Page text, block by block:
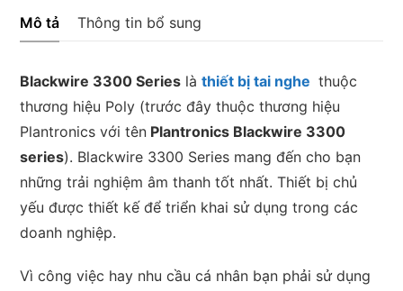
lượng
Mô tả Thông tin bổ sung
Blackwire 3300 Series làthiết bị tai nghe thuộc
thương hiệu Poly (trước đây thuộc thương hiệu
Plantronics với tên Plantronics Blackwire 3300
series). Blackwire 3300 Series mang đến cho bạn
những trải nghiệm âm thanh tốt nhất. Thiết bị chủ
yếu được thiết kế để triển khai sử dụng trong các
doanh nghiệp.
Vì công việc hay nhu cầu cá nhân bạn phải sử dụng